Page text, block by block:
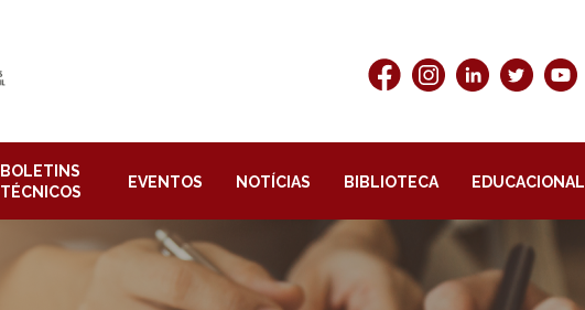
BOLETINS
TÉCNICOS
EVENTOS NOTÍCIAS BIBLIOTECA EDUCACIONAL